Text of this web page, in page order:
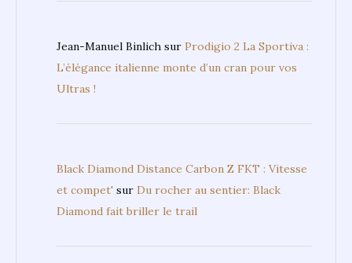
Jean-Manuel Binlich sur Prodigio 2 La Sportiva :
L’élégance italienne monte d’un cran pour vos
Ultras !
Black Diamond Distance Carbon Z FKT : Vitesse
et compet' sur Du rocher au sentier: Black
Diamond fait briller le trail